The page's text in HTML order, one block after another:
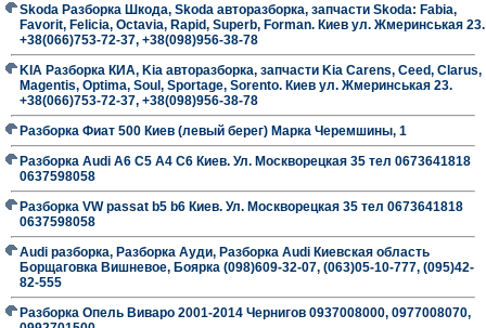
Skoda Разборка Шкода, Skoda авторазборка, запчасти Skoda: Fabia,
Favorit, Felicia, Octavia, Rapid, Superb, Forman. Киев ул. Жмеринськая 23.
+38(066)753-72-37, +38(098)956-38-78
KIA Разборка КИА, Kia авторазборка, запчасти Kia Carens, Ceed, Clarus,
Magentis, Optima, Soul, Sportage, Sorento. Киев ул. Жмеринськая 23.
+38(066)753-72-37, +38(098)956-38-78
Разборка Фиат 500 Киев (левый берег) Марка Черемшины, 1
Разборка Audi A6 C5 A4 C6 Киев. Ул. Москворецкая 35 тел 0673641818
0637598058
Разборка VW passat b5 b6 Киев. Ул. Москворецкая 35 тел 0673641818
0637598058
Audi разборка, Разборка Ауди, Разборка Audi Киевская область
Борщаговка Вишневое, Боярка (098)609-32-07, (063)05-10-777, (095)42-
82-555
Разборка Опель Виваро 2001-2014 Чернигов 0937008000, 0977008070,